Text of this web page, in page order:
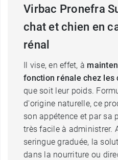
Virbac Pronefra
chat et chien en
rénal
Il vise, en effet, à
fonction rénale chez les
que soit leur poids.
d'origine naturelle, ce
son appétence et par sa
très facile à administrer.
seringue graduée, la
dans la nourriture ou